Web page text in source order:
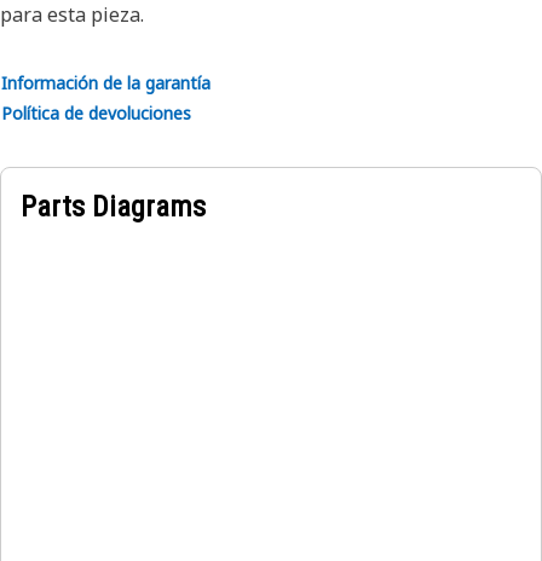
para esta pieza.
Información de la garantía
Política de devoluciones
Parts Diagrams